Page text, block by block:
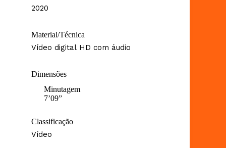
2020
Material/Técnica
Vídeo digital HD com áudio
Dimensões
Minutagem
7’09”
Classificação
Vídeo